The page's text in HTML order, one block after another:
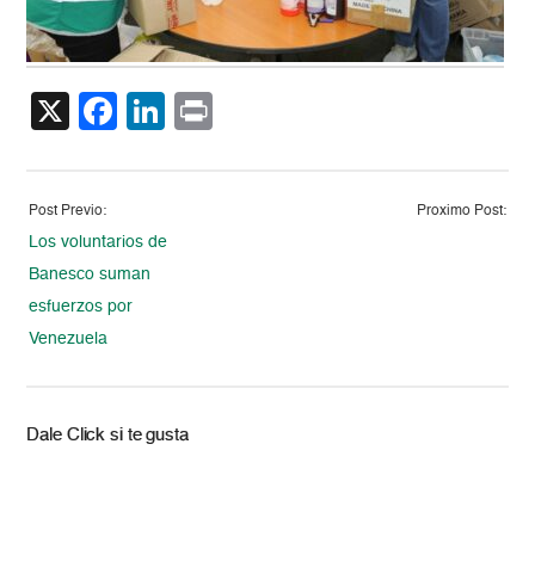
X Facebook
LinkedIn
Post Previo:
Los voluntarios de
Banesco suman
esfuerzos por
Venezuela
Proximo Post:
Dale Click si te gusta